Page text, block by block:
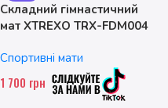
Складний гімнастичний
мат XTREXO TRX-FDM004
Спортивні мати
1 700 грн